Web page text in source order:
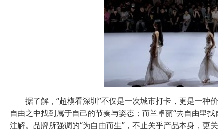
据了解，“超模看深圳”不仅是一次城市打卡，更是一
自由之中找到属于自己的节奏与姿态；而兰卓丽“去自由里
注解。品牌所强调的“为自由而生”，不止关乎产品本身，更